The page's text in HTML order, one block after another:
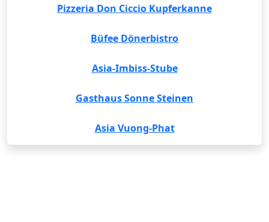
Pizzeria Don Ciccio Kupferkanne
Büfee Dönerbistro
Asia-Imbiss-Stube
Gasthaus Sonne Steinen
Asia Vuong-Phat